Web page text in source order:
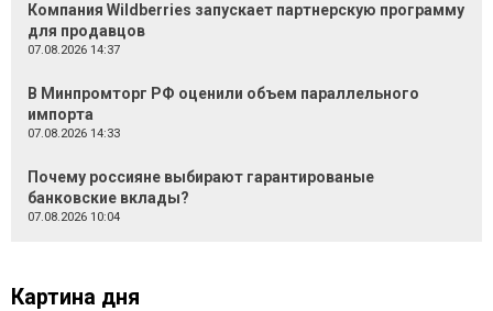
Компания Wildberries запускает партнерскую программу
для продавцов
07.08.2026 14:37
В Минпромторг РФ оценили объем параллельного
импорта
07.08.2026 14:33
Почему россияне выбирают гарантированые
банковские вклады?
07.08.2026 10:04
Картина дня